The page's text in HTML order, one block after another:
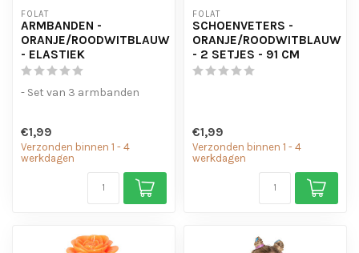
FOLAT
ARMBANDEN -
ORANJE/ROODWITBLAUW
- ELASTIEK
- Set van 3 armbanden
€1,99
Verzonden binnen 1 - 4
werkdagen
FOLAT
SCHOENVETERS -
ORANJE/ROODWITBLAUW
- 2 SETJES - 91 CM
€1,99
Verzonden binnen 1 - 4
werkdagen